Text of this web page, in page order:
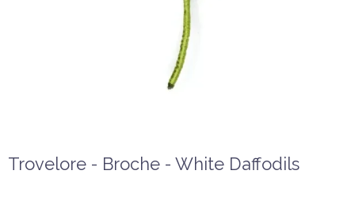
Trovelore - Broche - White Daffodils